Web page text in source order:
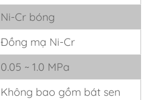
Ni-Cr bóng
Đồng mạ Ni-Cr
0.05 ~ 1.0 MPa
Không bao gồm bát sen